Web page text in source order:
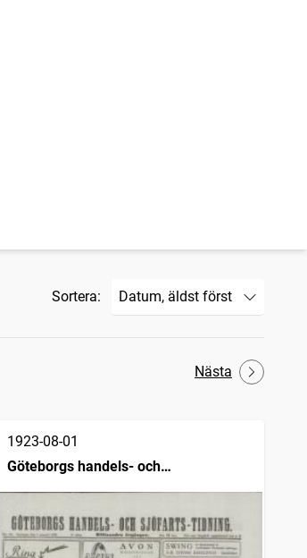
Sortera:
Nästa
1923-08-01
Göteborgs handels- och
sjöfartstidning (1832)